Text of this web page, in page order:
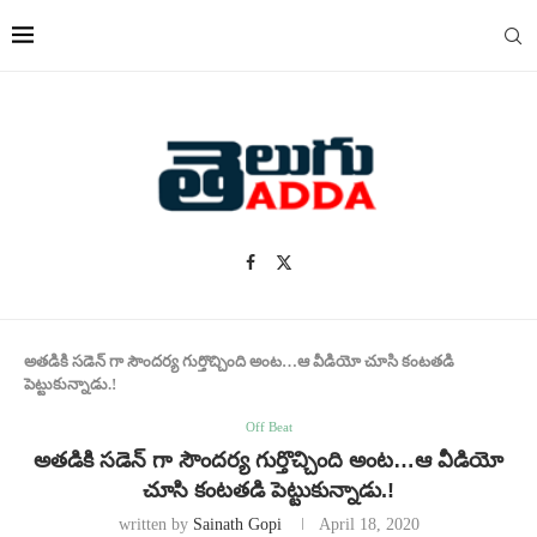
అతడికి సడెన్ గా సౌందర్య గుర్తొచ్చింది అంట…ఆ వీడియో చూసి కంటతడి
పెట్టుకున్నాడు.!
Off Beat
అతడికి సడెన్ గా సౌందర్య గుర్తొచ్చింది అంట…ఆ వీడియో
చూసి కంటతడి పెట్టుకున్నాడు.!
written by Sainath Gopi April 18, 2020